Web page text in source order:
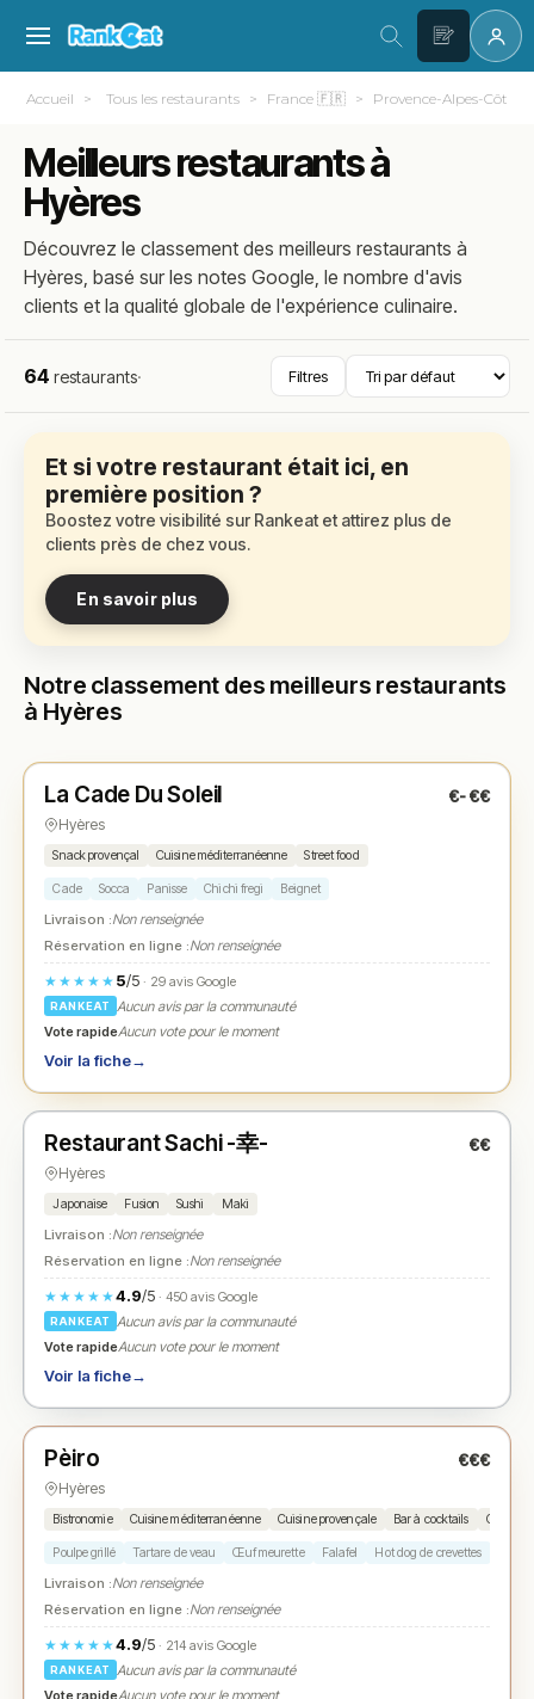
Accueil Tous les restaurants France 🇫🇷 Provence-Alpes-Côte
Meilleurs restaurants à
Hyères
Découvrez le classement des meilleurs restaurants à
Hyères, basé sur les notes Google, le nombre d'avis
clients et la qualité globale de l'expérience culinaire.
64 restaurants· Filtres
Et si votre restaurant était ici, en
première position ?
Boostez votre visibilité sur Rankeat et attirez plus de
clients près de chez vous.
En savoir plus
Notre classement des meilleurs restaurants
à Hyères
★ N° 1
La Cade Du Soleil €-€€
Hyères
Snack provençal Cuisine méditerranéenne Street food
Cade Socca Panisse Chichi fregi Beignet
Livraison :Non renseignée
Réservation en ligne :Non renseignée
★★★★★ 5/5· 29 avis Google
RANKEAT
Aucun avis par la communauté
Vote rapideAucun vote pour le moment
Voir la fiche→
★ N° 2
Restaurant Sachi -幸- €€
Hyères
Japonaise Fusion Sushi Maki
Livraison :Non renseignée
Réservation en ligne :Non renseignée
★★★★★4.9/5· 450 avis Google
RANKEAT
Aucun avis par la communauté
Vote rapideAucun vote pour le moment
Voir la fiche→
★ N° 3
Pèiro €€€
Hyères
Bistronomie Cuisine méditerranéenne Cuisine provençale Bar à cocktails Cuisine
Poulpe grillé Tartare de veau Œuf meurette Falafel Hot dog de crevettes
Livraison :Non renseignée
Réservation en ligne :Non renseignée
★★★★★4.9/5· 214 avis Google
RANKEAT
Aucun avis par la communauté
Vote rapideAucun vote pour le moment